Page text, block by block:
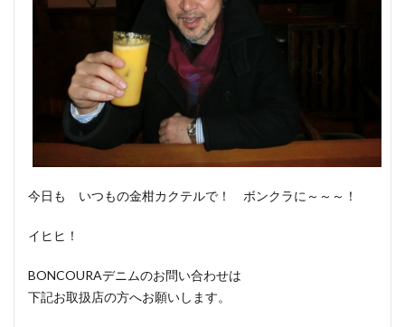
今日も いつもの金柑カクテルで！ ボンクラに～～～！
イヒヒ！
BONCOURAデニムのお問い合わせは
下記お取扱店の方へお願いします。